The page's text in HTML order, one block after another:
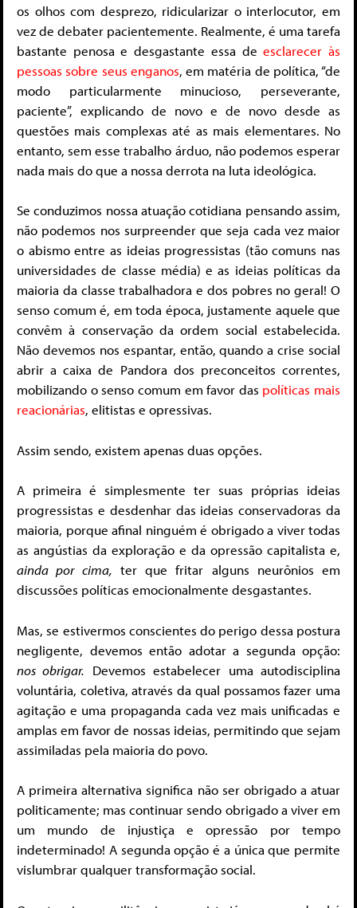
os olhos com desprezo, ridicularizar o interlocutor, em
vez de debater pacientemente. Realmente, é uma tarefa
bastante penosa e desgastante essa deesclarecer às
pessoas sobre seus enganos, em matéria de política, “de
modo particularmente minucioso, perseverante,
paciente”, explicando de novo e de novo desde as
questões mais complexas até as mais elementares. No
entanto, sem esse trabalho árduo, não podemos esperar
nada mais do que a nossa derrota na luta ideológica.
Se conduzimos nossa atuação cotidiana pensando assim,
não podemos nos surpreender que seja cada vez maior
o abismo entre as ideias progressistas (tão comuns nas
universidades de classe média) e as ideias políticas da
maioria da classe trabalhadora e dos pobres no geral! O
senso comum é, em toda época, justamente aquele que
convêm à conservação da ordem social estabelecida.
Não devemos nos espantar, então, quando a crise social
abrir a caixa de Pandora dos preconceitos correntes,
mobilizando o senso comum em favor das políticas mais
reacionárias, elitistas e opressivas.
Assim sendo, existem apenas duas opções.
A primeira é simplesmente ter suas próprias ideias
progressistas e desdenhar das ideias conservadoras da
maioria, porque afinal ninguém é obrigado a viver todas
as angústias da exploração e da opressão capitalista e,
ainda por cima, ter que fritar alguns neurônios em
discussões políticas emocionalmente desgastantes.
Mas, se estivermos conscientes do perigo dessa postura
negligente, devemos então adotar a segunda opção:
nos obrigar. Devemos estabelecer uma autodisciplina
voluntária, coletiva, através da qual possamos fazer uma
agitação e uma propaganda cada vez mais unificadas e
amplas em favor de nossas ideias, permitindo que sejam
assimiladas pela maioria do povo.
A primeira alternativa significa não ser obrigado a atuar
politicamente; mas continuar sendo obrigado a viver em
um mundo de injustiça e opressão por tempo
indeterminado! A segunda opção é a única que permite
vislumbrar qualquer transformação social.